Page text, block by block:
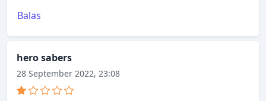
Balas
hero sabers
28 September 2022, 23:08